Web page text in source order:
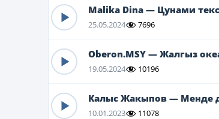
Malika Dina — Цунами
25.05.2024 7696
Oberon.MSY — Жалгыз
19.05.2024 10196
Калыс Жакыпов — Менде
10.01.2023 11078